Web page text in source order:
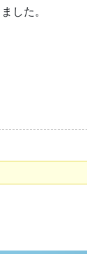
した。